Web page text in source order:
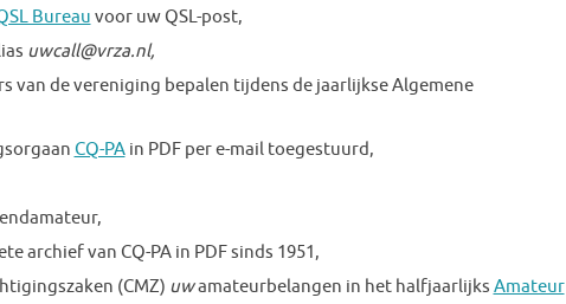
Bureau voor uw QSL-post,
uwcall@vrza.nl,
van de vereniging bepalen tijdens de jaarlijkse Algemene
CQ-PAin PDF per e-mail toegestuurd,
archief van CQ-PA in PDF sinds 1951,
(CMZ) uwamateurbelangen in het halfjaarlijks Amateur